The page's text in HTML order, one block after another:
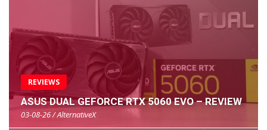
REVIEWS
ASUS DUAL GEFORCE RTX 5060 EVO – REVIEW
03-08-26 / AlternativeX